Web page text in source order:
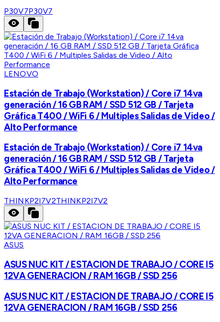
P30V7P30V7
LENOVO
Estación de Trabajo (Workstation) / Core i7 14va
generación / 16 GB RAM / SSD 512 GB / Tarjeta
Gráfica T400 / WiFi 6 / Multiples Salidas de Video /
Alto Performance
Estación de Trabajo (Workstation) / Core i7 14va
generación / 16 GB RAM / SSD 512 GB / Tarjeta
Gráfica T400 / WiFi 6 / Multiples Salidas de Video /
Alto Performance
THINKP2I7V2THINKP2I7V2
ASUS
ASUS NUC KIT / ESTACION DE TRABAJO / CORE I5
12VA GENERACION / RAM 16GB / SSD 256
ASUS NUC KIT / ESTACION DE TRABAJO / CORE I5
12VA GENERACION / RAM 16GB / SSD 256